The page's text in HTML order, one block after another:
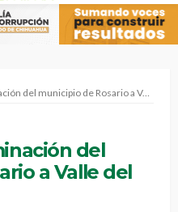
municipio de Rosario a Valle del Rosario
del
a Valle del